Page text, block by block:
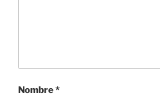
Nombre*